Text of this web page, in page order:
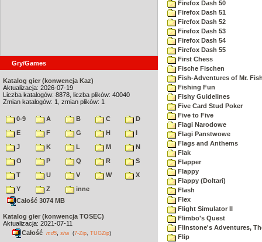
Gry/Games
Katalog gier (konwencja Kaz)
Aktualizacja: 2026-07-19
Liczba katalogów: 8878, liczba plików: 40040
Zmian katalogów: 1, zmian plików: 1
0-9 A B C
D
E
F G H
I
J
K L M
N
O
P Q R
S
T
U V W
X
Y
Z
inne
Całość 3074 MB
Katalog gier (konwencja TOSEC)
Aktualizacja: 2021-07-11
Całość md5 sha (7-Zip TUGZip)
Firefox Dash 50
Firefox Dash 51
Firefox Dash 52
Firefox Dash 53
Firefox Dash 54
Firefox Dash 55
First Chess
Fische Fischen
Fish-Adventures of Mr.
Fishing Fun
Fishy Guidelines
Five Card Stud Poker
Five to Five
Flagi Narodowe
Flagi Panstwowe
Flags and Anthems
Flak
Flapper
Flappy
Flappy (Doltari)
Flash
Flex
Flight Simulator II
Flimbo's Quest
Flinstone's Adventures,
Flip